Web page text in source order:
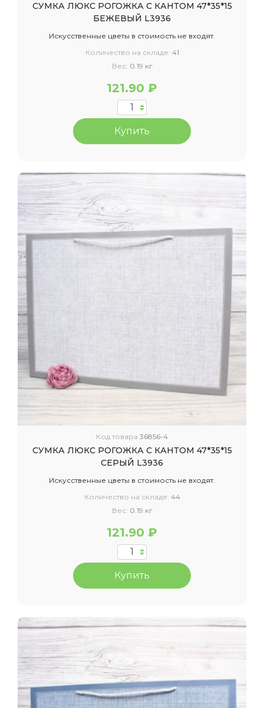
СУМКА ЛЮКС РОГОЖКА С КАНТОМ 47*35*15
БЕЖЕВЫЙ L3936
Искусственные цветы в стоимость не входят.
Количество на складе: 41
Вес: 0.19 кг
121.90 ₽
Купить
Код товара 36856-4
СУМКА ЛЮКС РОГОЖКА С КАНТОМ 47*35*15
СЕРЫЙ L3936
Искусственные цветы в стоимость не входят.
Количество на складе: 44
Вес: 0.19 кг
121.90 ₽
Купить